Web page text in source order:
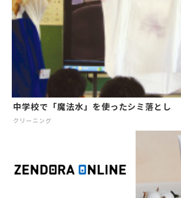
中学校で「魔法水」を使ったシミ落とし
クリーニング